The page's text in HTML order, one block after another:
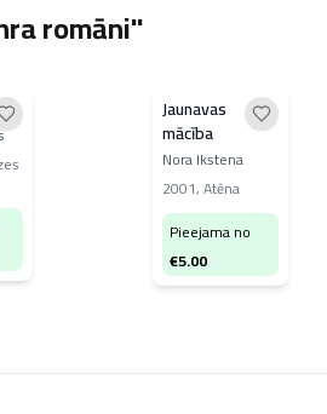
romāni"
Jaunavas
mācība
Nora Ikstena
2001,Atēna
Pieejama no
€5.00